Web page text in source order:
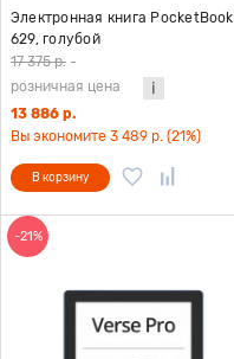
Электронная книга PocketBook
629, голубой
17 375 р. -
розничная цена
13 886 р.
Вы экономите 3 489 р. (21%)
В корзину
-21%